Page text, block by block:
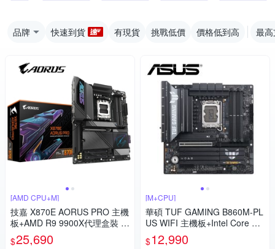
品牌 快速到貨 有現貨 挑戰低價 價格低到高 最
[AMD CPU+M]
技嘉 X870E AORUS PRO 主機
板+AMD R9 9900X代理盒裝 1
2核 24緒 中央處理器
$25,690
[M+CPU]
華碩 TUF GAMING B860M-PL
US WIFI 主機板+Intel Core Ult
ra 5 245KF【14核】
$12,990